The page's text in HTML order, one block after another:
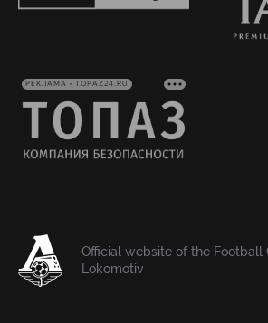
РЕКЛАМА • TOPAZ24.RU
Official website of the Football
Lokomotiv